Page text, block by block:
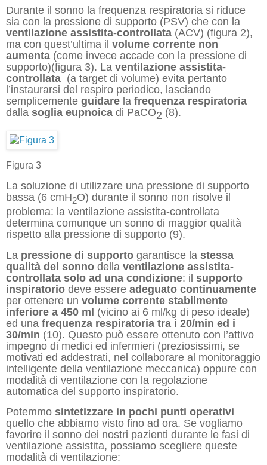
Durante il sonno la frequenza respiratoria si riduce
sia con la pressione di supporto (PSV) che con la
ventilazione assistita-controllata (ACV) (figura 2),
ma con quest’ultima il volume corrente non
aumenta (come invece accade con la pressione di
supporto)(figura 3). La ventilazione assistita-
controllata (a target di volume) evita pertanto
l’instaurarsi del respiro periodico, lasciando
semplicemente guidare la frequenza respiratoria
da lla soglia eupnoica di PaCO2 (8).
Figura 3
La soluzione di utilizzare una pressione di supporto
bassa (6 cmH2O) durante il sonno non risolve il
problema: la ventilazione assistita-controllata
determina comunque un sonno di maggior qualità
rispetto alla pressione di supporto (9).
La pressione di supporto garantisce la stessa
qualità del sonno della ventilazione assistita-
controllata solo ad una condizione: il supporto
inspiratorio deve essere adeguato continuamente
per ottenere un volume corrente stabilmente
inferiore a 450 ml (vicino ai 6 ml/kg di peso ideale)
ed una frequenza respiratoria tra i 20/min ed i
30/min (10). Questo può essere ottenuto con l’attivo
impegno di medici ed infermieri (preziosissimi, se
motivati ed addestrati, nel collaborare al monitoraggio
intelligente della ventilazione meccanica) oppure con
modalità di ventilazione con la regolazione
automatica del supporto inspiratorio.
Potemmo sintetizzare in pochi punti operativi
quello che abbiamo visto fino ad ora. Se vogliamo
favorire il sonno dei nostri pazienti durante le fasi di
ventilazione assistita, possiamo scegliere queste
modalità di ventilazione: